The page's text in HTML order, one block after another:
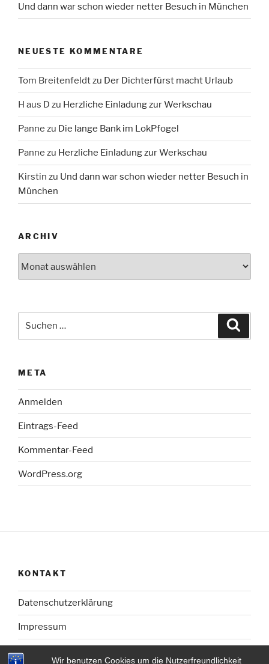
Wir benutzen Cookies um die Nutzerfreundlichkeit
Und dann war schon wieder netter Besuch in München
NEUESTE KOMMENTARE
Tom Breitenfeldtzu Der Dichterfürst macht Urlaub
H aus D zu Herzliche Einladung zur Werkschau
Panne zu Die lange Bank im LokPfogel
Panne zu Herzliche Einladung zur Werkschau
Kirstin zu Und dann war schon wieder netter Besuch in
München
ARCHIV
META
Anmelden
Eintrags-Feed
Kommentar-Feed
WordPress.org
KONTAKT
Datenschutzerklärung
Impressum